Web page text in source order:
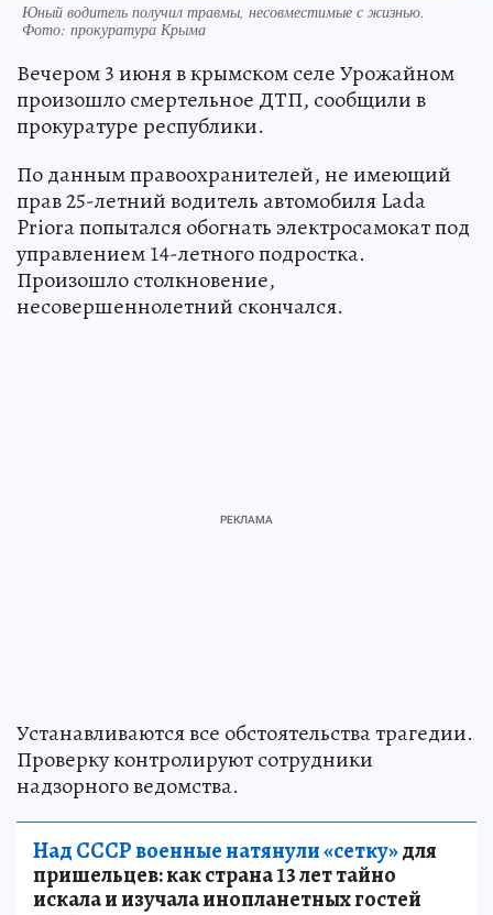
Юный водитель получил травмы, несовместимые с жизнью.
Фото: прокуратура Крыма
Вечером 3 июня в крымском селе Урожайном
произошло смертельное ДТП, сообщили в
прокуратуре республики.
По данным правоохранителей, не имеющий
прав 25-летний водитель автомобиля Lada
Priora попытался обогнать электросамокат под
управлением 14-летного подростка.
Произошло столкновение,
несовершеннолетний скончался.
Устанавливаются все обстоятельства трагедии.
Проверку контролируют сотрудники
надзорного ведомства.
Над СССР военные натянули «сетку»для
пришельцев: как страна 13 лет тайно
искала и изучала инопланетных гостей